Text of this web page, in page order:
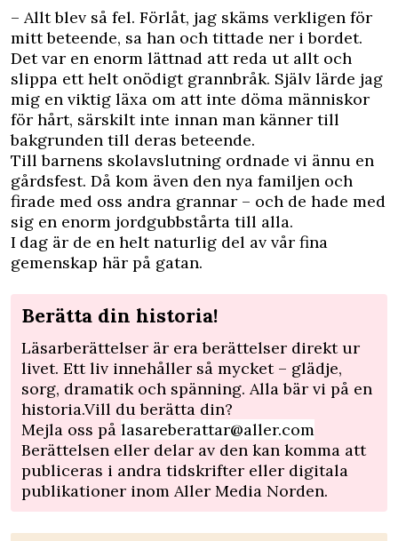
– Allt blev så fel. Förlåt, jag skäms verkligen för
mitt beteende, sa han och tittade ner i bordet.
Det var en enorm lättnad att reda ut allt och
slippa ett helt onödigt grannbråk. Själv lärde jag
mig en viktig läxa om att inte döma människor
för hårt, särskilt inte innan man känner till
bakgrunden till deras beteende.
Till barnens skolavslutning ordnade vi ännu en
gårdsfest. Då kom även den nya familjen och
firade med oss andra grannar – och de hade med
sig en enorm jordgubbstårta till alla.
I dag är de en helt naturlig del av vår fina
gemenskap här på gatan.
Berätta din historia!
Läsarberättelser är era berättelser direkt ur
livet. Ett liv innehåller så mycket – glädje,
sorg, dramatik och spänning. Alla bär vi på en
historia.Vill du berätta din?
Mejla oss på lasareberattar@aller.com
Berättelsen eller delar av den kan komma att
publiceras i andra tidskrifter eller digitala
publikationer inom Aller Media Norden.